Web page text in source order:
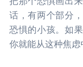
话，有两个部分
恐惧的小孩。如
你就能从这种焦虑